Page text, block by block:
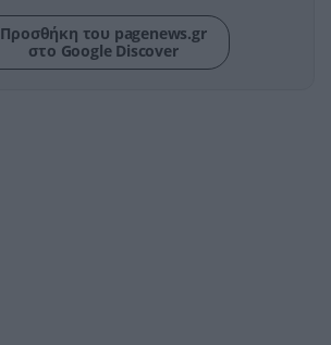
Προσθήκη του pagenews.gr
στο Google Discover